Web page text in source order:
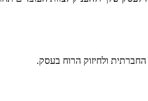
ולחיזוק הרוח בעסק.